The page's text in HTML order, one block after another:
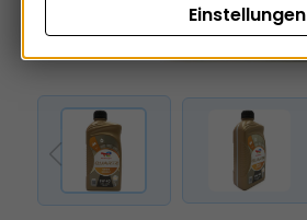
Einstellungen